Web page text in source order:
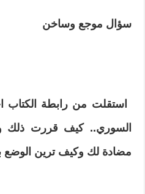
سؤال موجع وساخن
استقلت من رابطة الكتاب
‬السوري‮.. ‬كيف قررت ذلك
مضادة لك وكيف ترين الوضع